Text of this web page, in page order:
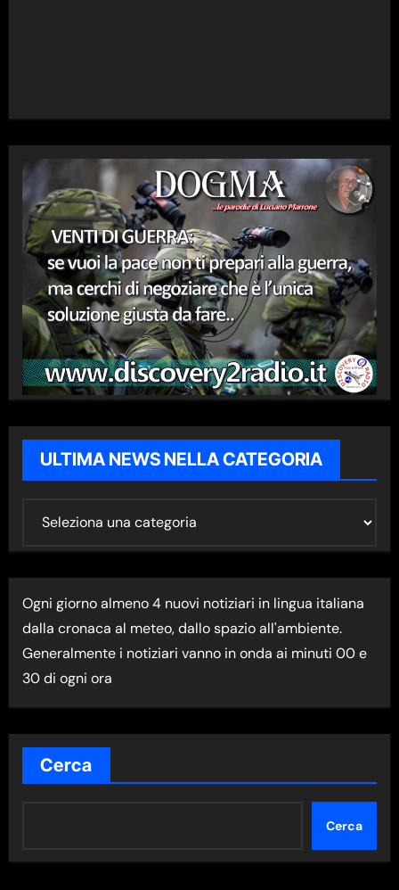
ULTIMA NEWS NELLA CATEGORIA
I
M
A
N
E
W
S
E
A
Ogni giorno almeno 4 nuovi notiziari in lingua italiana
dalla cronaca al meteo, dallo spazio all'ambiente.
Generalmente i notiziari vanno in onda ai minuti 00 e
30 di ogni ora
Cerca
Cerca